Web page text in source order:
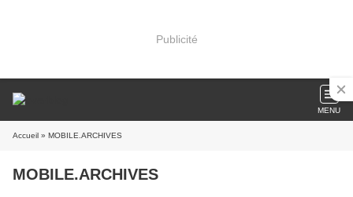
Publicité
MENU
Accueil » MOBILE.ARCHIVES
MOBILE.ARCHIVES